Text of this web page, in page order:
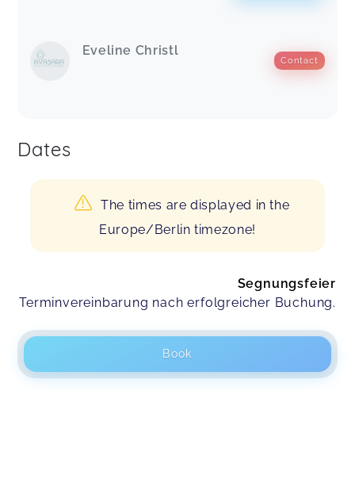
Eveline Christl
Contact
Dates
The times are displayed in the
Europe/Berlin timezone!
Segnungsfeier
Terminvereinbarung nach erfolgreicher Buchung.
Book